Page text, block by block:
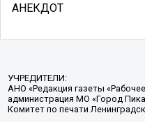
АНЕКДОТ
УЧРЕДИТЕЛИ:
АНО «Редакция газеты
администрация МО «Город
Комитет по печати